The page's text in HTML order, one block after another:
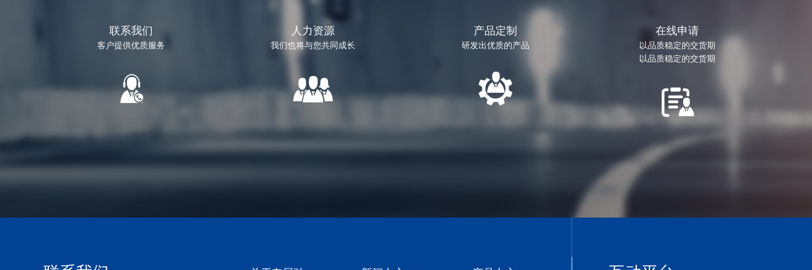
联系我们
客户提供优质服务
人力资源
我们也将与您共同成长
产品定制
研发出优质的产品
在线申请
以品质稳定的交货期
以品质稳定的交货期